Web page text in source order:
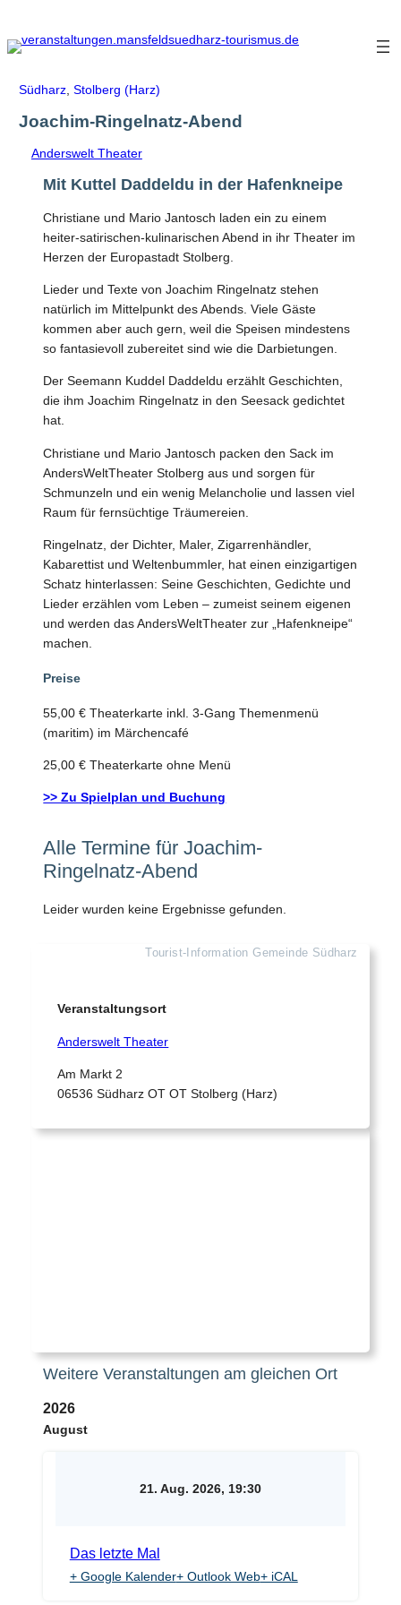
Inhalt
springen
Südharz ,Stolberg (Harz)
Joachim-Ringelnatz-Abend
Anderswelt Theater
Mit Kuttel Daddeldu in der Hafenkneipe
Christiane und Mario Jantosch laden ein zu einem
heiter-satirischen-kulinarischen Abend in ihr Theater im
Herzen der Europastadt Stolberg.
Lieder und Texte von Joachim Ringelnatz stehen
natürlich im Mittelpunkt des Abends. Viele Gäste
kommen aber auch gern, weil die Speisen mindestens
so fantasievoll zubereitet sind wie die Darbietungen.
Der Seemann Kuddel Daddeldu erzählt Geschichten,
die ihm Joachim Ringelnatz in den Seesack gedichtet
hat.
Christiane und Mario Jantosch packen den Sack im
AndersWeltTheater Stolberg aus und sorgen für
Schmunzeln und ein wenig Melancholie und lassen viel
Raum für fernsüchtige Träumereien.
Ringelnatz, der Dichter, Maler, Zigarrenhändler,
Kabarettist und Weltenbummler, hat einen einzigartigen
Schatz hinterlassen: Seine Geschichten, Gedichte und
Lieder erzählen vom Leben – zumeist seinem eigenen
und werden das AndersWeltTheater zur „Hafenkneipe“
machen.
Preise
55,00 € Theaterkarte inkl. 3-Gang Themenmenü
(maritim) im Märchencafé
25,00 € Theaterkarte ohne Menü
>> Zu Spielplan und Buchung
Alle Termine für Joachim-
Ringelnatz-Abend
Leider wurden keine Ergebnisse gefunden.
Tourist-Information Gemeinde Südharz
Veranstaltungsort
Anderswelt Theater
Am Markt 2
06536 Südharz OT OT Stolberg (Harz)
Weitere Veranstaltungen am gleichen Ort
2026
August
21. Aug. 2026, 19:30
Das letzte Mal
+ Google Kalender+ Outlook Web+ iCAL